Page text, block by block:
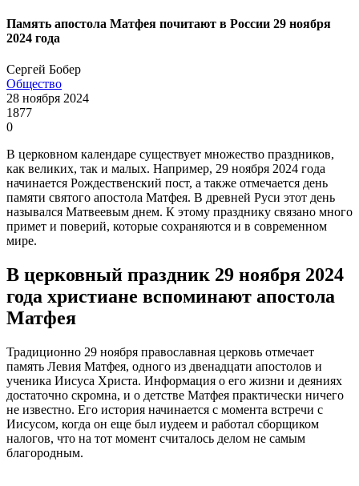
Память апостола Матфея почитают в России 29 ноября
2024 года
Сергей Бобер
Общество
28 ноября 2024
1877
0
В церковном календаре существует множество праздников,
как великих, так и малых. Например, 29 ноября 2024 года
начинается Рождественский пост, а также отмечается день
памяти святого апостола Матфея. В древней Руси этот день
назывался Матвеевым днем. К этому празднику связано много
примет и поверий, которые сохраняются и в современном
мире.
В церковный праздник 29 ноября 2024
года христиане вспоминают апостола
Матфея
Традиционно 29 ноября православная церковь отмечает
память Левия Матфея, одного из двенадцати апостолов и
ученика Иисуса Христа. Информация о его жизни и деяниях
достаточно скромна, и о детстве Матфея практически ничего
не известно. Его история начинается с момента встречи с
Иисусом, когда он еще был иудеем и работал сборщиком
налогов, что на тот момент считалось делом не самым
благородным.